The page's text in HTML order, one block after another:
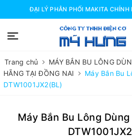
ĐẠI LÝ PHÂN PHỐI MAKITA CHÍNH
Trang chủ
MÁY BẮN BU LÔNG
HÃNG TẠI ĐỒNG NAI
Máy Bắn Bu
DTW1001JX2(BL)
Máy Bắn Bu Lông